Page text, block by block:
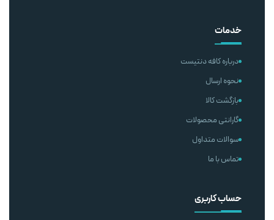
خدمات
درباره کافه دنتیست
نحوه ارسال
بازگشت کالا
گارانتی محصولات
سوالات متداول
تماس با ما
حساب کاربری